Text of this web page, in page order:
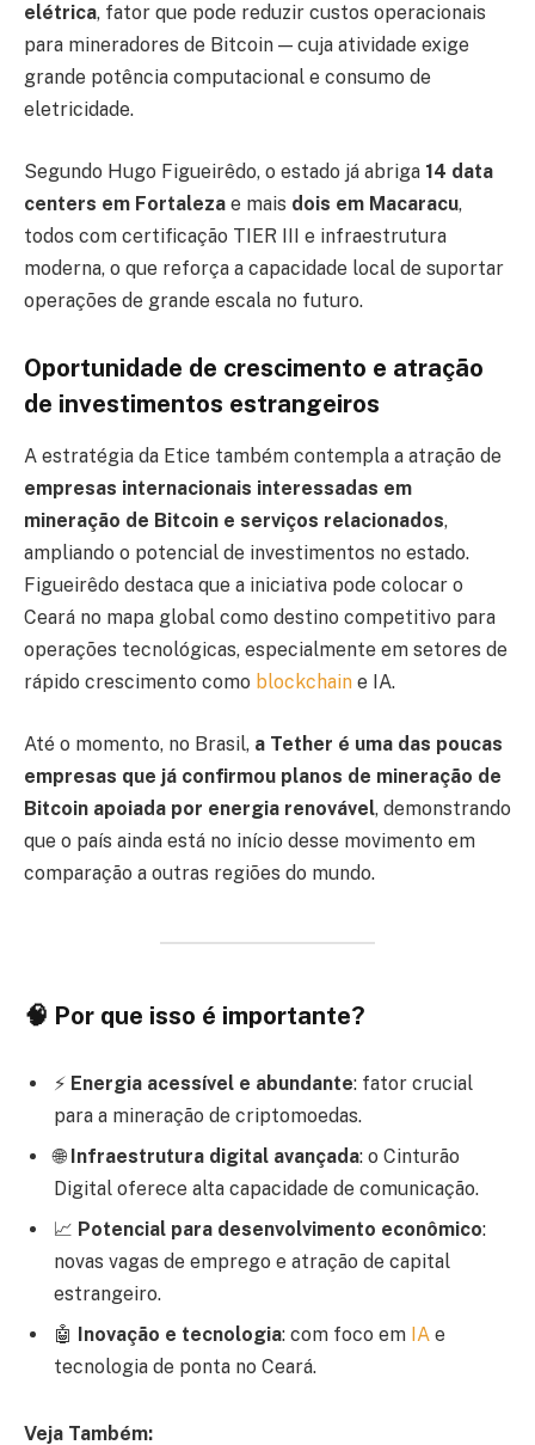
elétrica, fator que pode reduzir custos operacionais
para mineradores de Bitcoin — cuja atividade exige
grande potência computacional e consumo de
eletricidade.
Segundo Hugo Figueirêdo, o estado já abriga 14 data
centers em Fortaleza e mais dois em Macaracu,
todos com certificação TIER III e infraestrutura
moderna, o que reforça a capacidade local de suportar
operações de grande escala no futuro.
Oportunidade de crescimento e atração
de investimentos estrangeiros
A estratégia da Etice também contempla a atração de
empresas internacionais interessadas em
mineração de Bitcoin e serviços relacionados,
ampliando o potencial de investimentos no estado.
Figueirêdo destaca que a iniciativa pode colocar o
Ceará no mapa global como destino competitivo para
operações tecnológicas, especialmente em setores de
rápido crescimento como blockchain e IA.
Até o momento, no Brasil, a Tether é uma das poucas
empresas que já confirmou planos de mineração de
Bitcoin apoiada por energia renovável, demonstrando
que o país ainda está no início desse movimento em
comparação a outras regiões do mundo.
🧠 Por que isso é importante?
⚡ Energia acessível e abundante: fator crucial
para a mineração de criptomoedas.
🌐 Infraestrutura digital avançada: o Cinturão
Digital oferece alta capacidade de comunicação.
📈 Potencial para desenvolvimento econômico:
novas vagas de emprego e atração de capital
estrangeiro.
🤖
Inovação e tecnologia: com foco em IA e
tecnologia de ponta no Ceará.
Veja Também: